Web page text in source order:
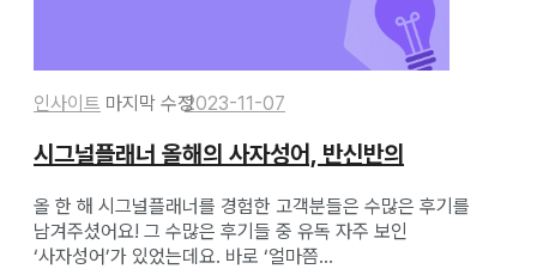
인사이트 2023-11-07
시그널플래너 올해의 사자성어, 반신반의
올 한 해 시그널플래너를 경험한 고객분들은 수많은 후기를
남겨주셨어요! 그 수많은 후기들 중 유독 자주 보인
‘사자성어’가 있었는데요. 바로 ‘얼마쯤...